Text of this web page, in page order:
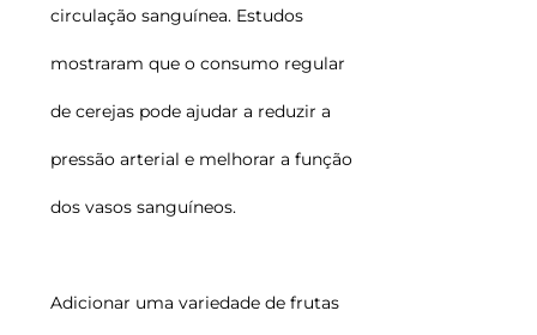
circulação sanguínea. Estudos
mostraram que o consumo regular
de cerejas pode ajudar a reduzir a
pressão arterial e melhorar a função
dos vasos sanguíneos.
Adicionar uma variedade de frutas